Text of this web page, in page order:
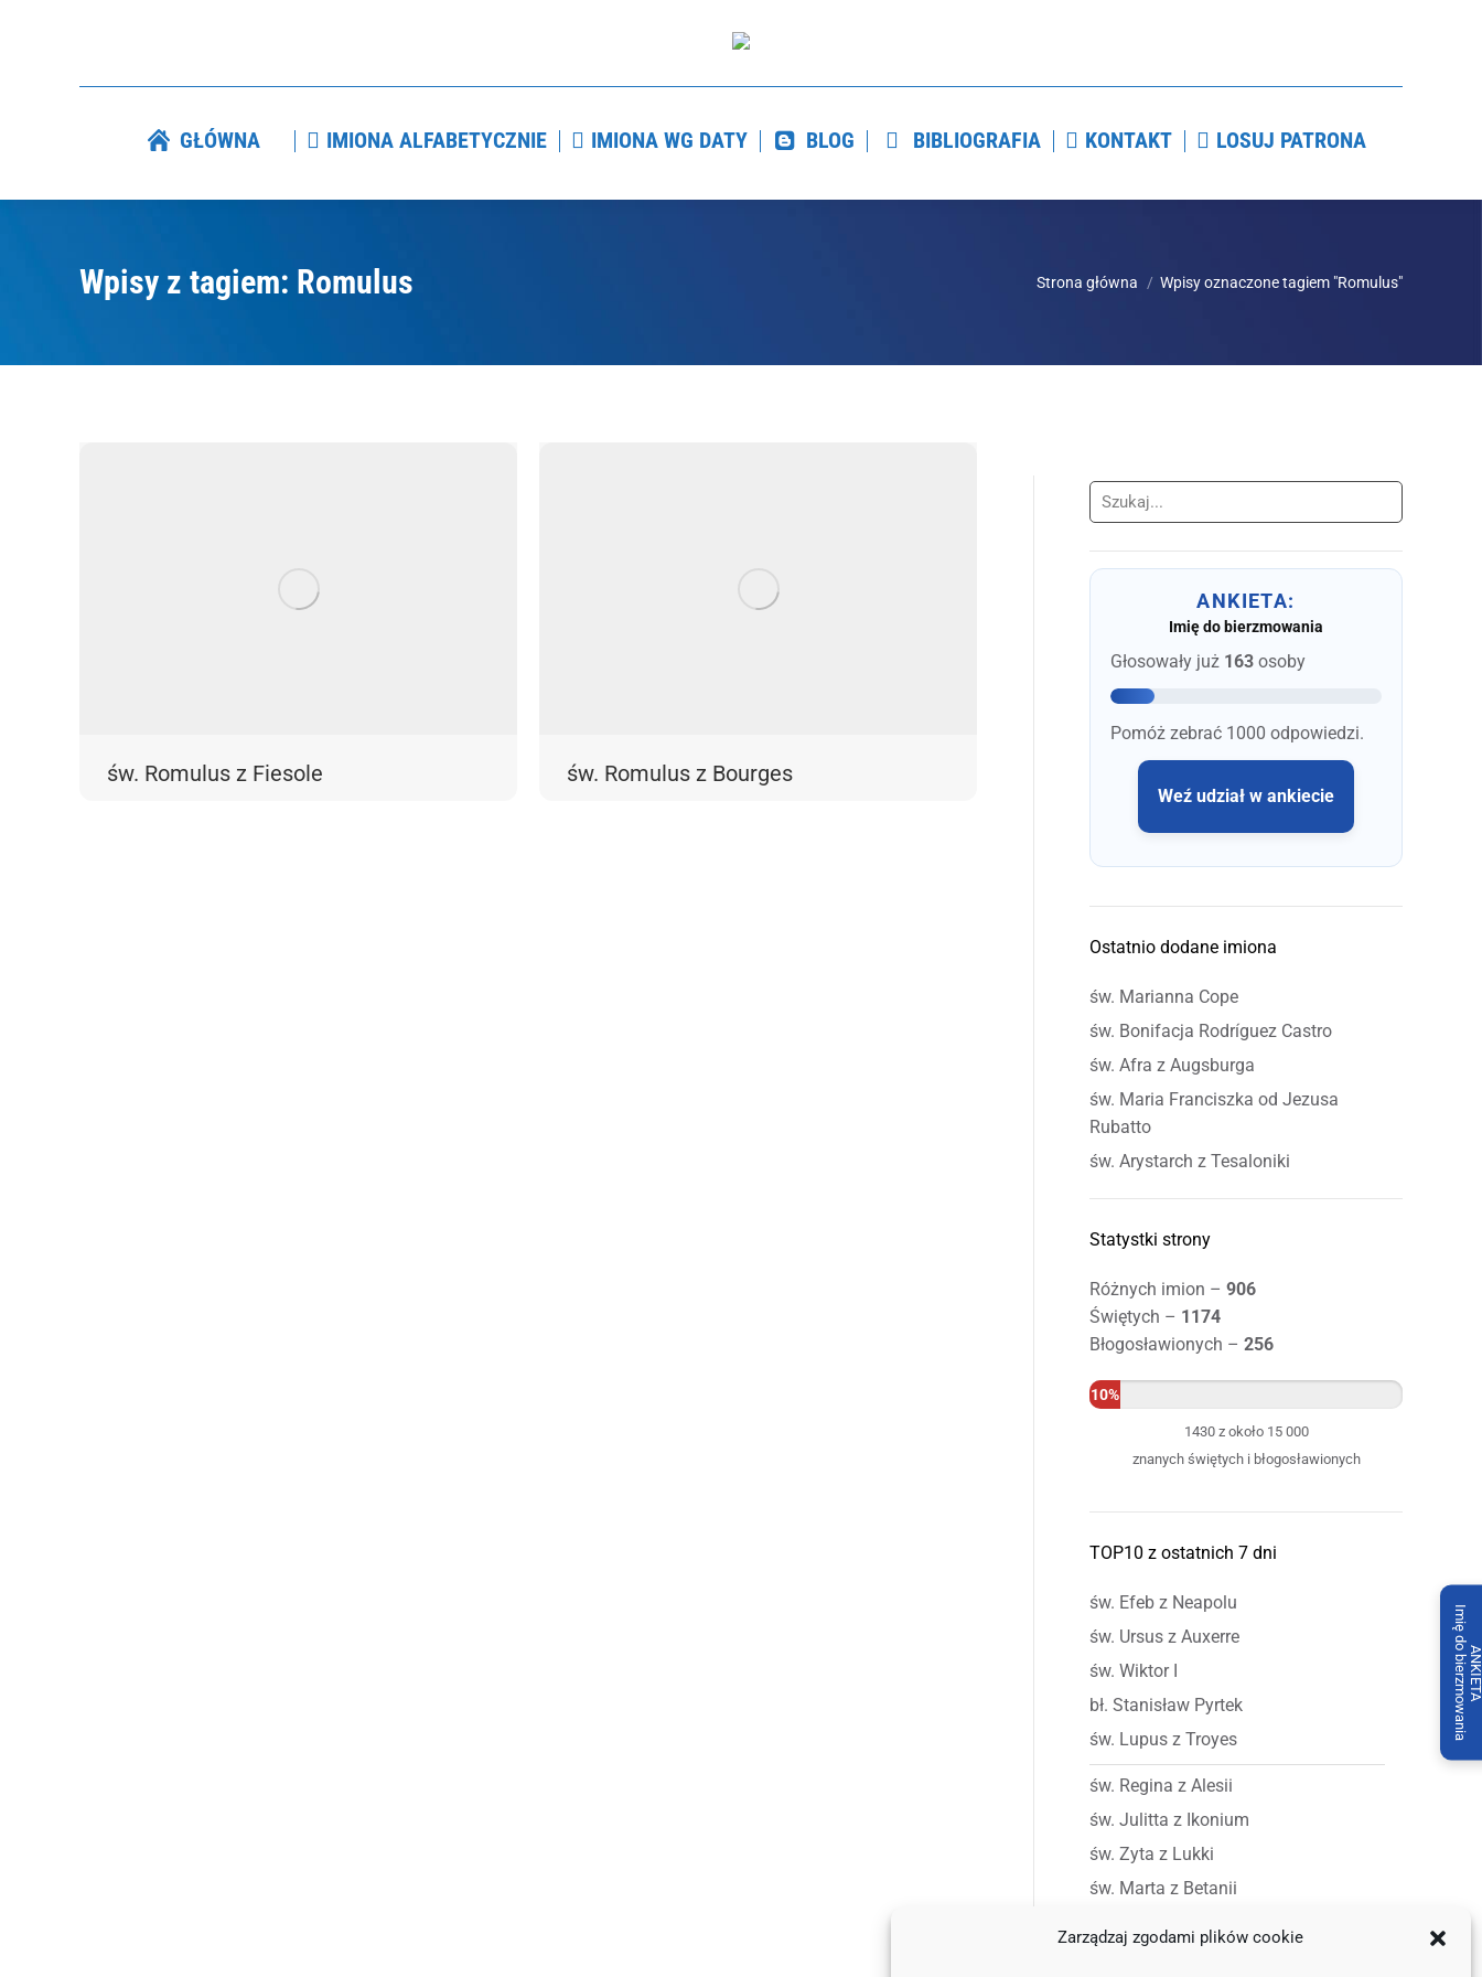
Zarządzaj zgodami plików cookie
GŁÓWNA IMIONA ALFABETYCZNIE IMIONA WG DATY BLOG BIBLIOGRAFIA KONTAKT LOSUJ PATRONA
Wpisy z tagiem: Romulus
Jesteś tutaj: Strona główna Wpisy oznaczone tagiem "Romulus"
św. Romulus z Fiesole św. Romulus z Bourges
Szukaj
ANKIETA:
Imię do bierzmowania
Głosowały już 163 osoby
Pomóż zebrać 1000 odpowiedzi.
Weź udział w ankiecie
Ostatnio dodane imiona
św. Marianna Cope
św. Bonifacja Rodríguez Castro
św. Afra z Augsburga
św. Maria Franciszka od Jezusa
Rubatto
św. Arystarch z Tesaloniki
Statystki strony
Różnych imion – 906
Świętych – 1174
Błogosławionych – 256
10%
1430 z około 15 000
znanych świętych i błogosławionych
TOP10 z ostatnich 7 dni
św. Efeb z Neapolu
św. Ursus z Auxerre
św. Wiktor I
bł. Stanisław Pyrtek
św. Lupus z Troyes
św. Regina z Alesii
św. Julitta z Ikonium
św. Zyta z Lukki
św. Marta z Betanii
Poczęcia
Imię do bierzmowania
IMIONA WG DATY